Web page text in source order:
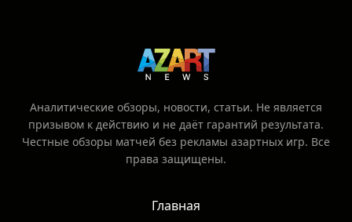
Аналитические обзоры, новости, статьи. Не является
призывом к действию и не даёт гарантий результата.
Честные обзоры матчей без рекламы азартных игр. Все
права защищены.
Главная